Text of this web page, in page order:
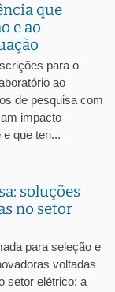
que
e ao
para o
ao
de pesquisa com
impacto
que ten...
soluções
no setor
para seleção e
voltadas
setor elétrico: a